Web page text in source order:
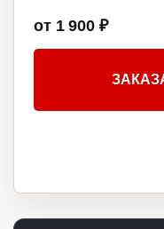
от 1 900 ₽